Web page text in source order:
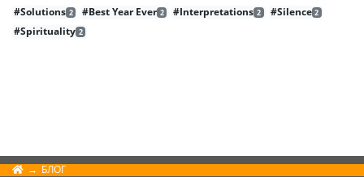
#Solutions 2 #Best Year Ever 2 #Interpretations 2 #Silence 2
#Spirituality 2
БЛОГ